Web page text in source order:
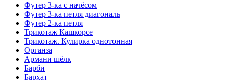
Футер 3-ка с начёсом
Футер 3-ка петля диагональ
Футер 2-ка петля
Трикотаж Кашкорсе
Трикотаж. Кулирка однотонная
Органза
Армани шёлк
Барби
Бархат